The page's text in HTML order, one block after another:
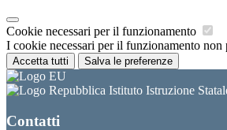
Cookie necessari per il funzionamento
I cookie necessari per il funzionamento
Accetta tutti Salva le preferenze
Istituto Istruzione
Contatti